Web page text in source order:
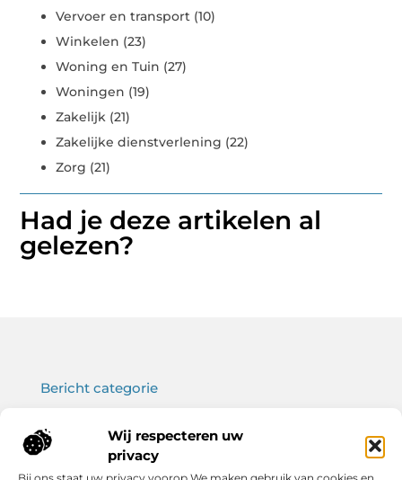
Wij respecteren uw
privacy
Vervoer en transport (10)
Winkelen (23)
Woning en Tuin (27)
Woningen (19)
Zakelijk (21)
Zakelijke dienstverlening (22)
Zorg (21)
Had je deze artikelen al
gelezen?
Bericht categorie